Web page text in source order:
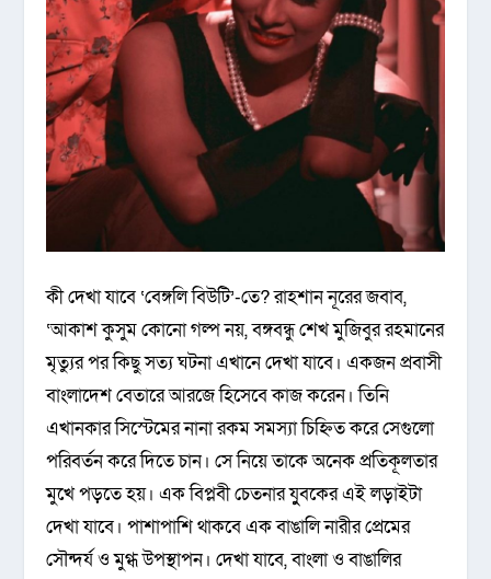
কী দেখা যাবে ‘বেঙ্গলি বিউটি’-তে? রাহশান নূরের জবাব,
‘আকাশ কুসুম কোনো গল্প নয়, বঙ্গবন্ধু শেখ মুজিবুর রহমানের
মৃত্যুর পর কিছু সত্য ঘটনা এখানে দেখা যাবে। একজন প্রবাসী
বাংলাদেশ বেতারে আরজে হিসেবে কাজ করেন। তিনি
এখানকার সিস্টেমের নানা রকম সমস্যা চিহ্নিত করে সেগুলো
পরিবর্তন করে দিতে চান। সে নিয়ে তাকে অনেক প্রতিকূলতার
মুখে পড়তে হয়। এক বিপ্লবী চেতনার যুুবকের এই লড়াইটা
দেখা যাবে। পাশাপাশি থাকবে এক বাঙালি নারীর প্রেমের
সৌন্দর্য ও মুগ্ধ উপস্থাপন। দেখা যাবে, বাংলা ও বাঙালির